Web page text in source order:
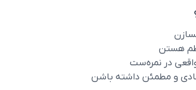
هستن
در نمره‌ست
و مطمئن داشته باشن